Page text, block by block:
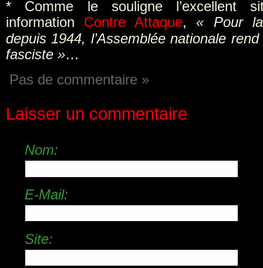
* Comme le souligne l’excellent
information Contre Attaque, « Pour
depuis 1944, l’Assemblée nationale
fasciste »…
Pas de commentaire »
Laisser un commentaire
Nom:
E-Mail:
Site: